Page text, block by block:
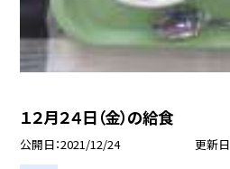
１２月２４日（金）の給食
公開日 2021/12/24 更新日